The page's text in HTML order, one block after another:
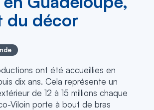
du décor
ont été accueillies en
dix ans. Cela représente un
de 12 à 15 millions chaque
Viloin porte à bout de bras